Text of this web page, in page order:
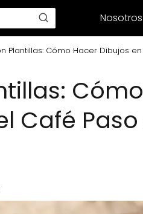
Nosotros
Plantillas: Cómo Hacer Dibujos
Cómo
Café